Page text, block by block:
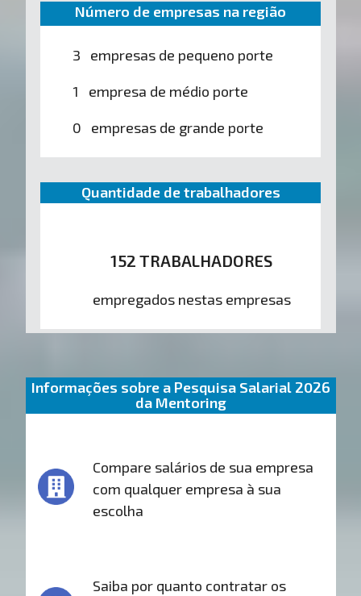
Número de empresas na região
3 empresas de pequeno porte
1 empresa de médio porte
0 empresas de grande porte
Quantidade de trabalhadores
152 TRABALHADORES
empregados nestas empresas
Informações sobre a Pesquisa Salarial 2026
da Mentoring
Compare salários de sua empresa
com qualquer empresa à sua
escolha
Saiba por quanto contratar os